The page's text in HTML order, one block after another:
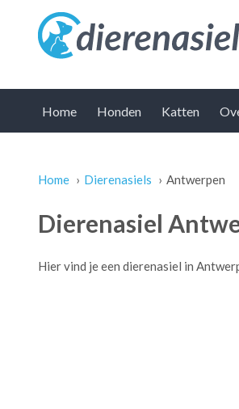
Home Honden Katten
U bent hier
Home › Dierenasiels › Antwerpen
Dierenasiel
Hier vind je een dierenasiel in